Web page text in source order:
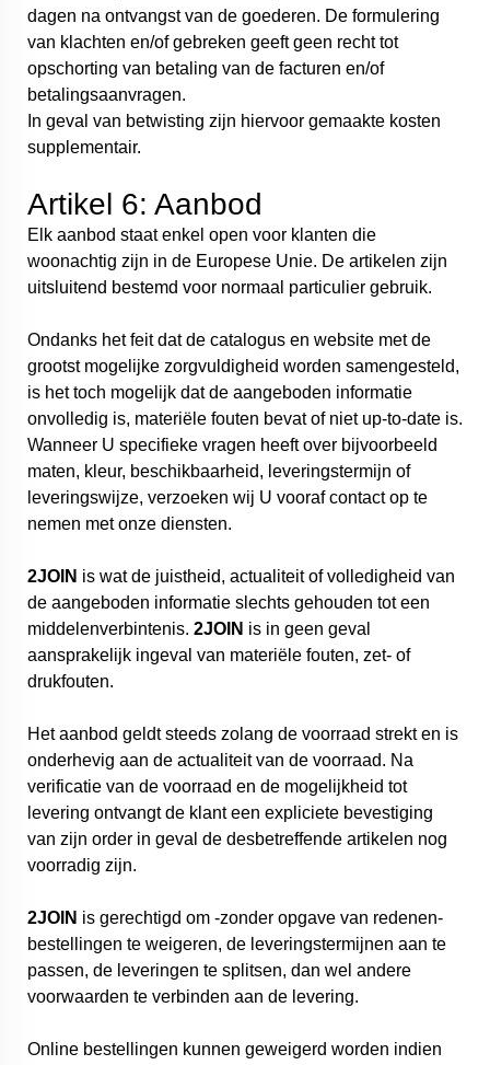
dagen na ontvangst van de goederen. De formulering
van klachten en/of gebreken geeft geen recht tot
opschorting van betaling van de facturen en/of
betalingsaanvragen.
In geval van betwisting zijn hiervoor gemaakte kosten
supplementair.
Artikel 6: Aanbod
Elk aanbod staat enkel open voor klanten die
woonachtig zijn in de Europese Unie. De artikelen zijn
uitsluitend bestemd voor normaal particulier gebruik.
Ondanks het feit dat de catalogus en website met de
grootst mogelijke zorgvuldigheid worden samengesteld,
is het toch mogelijk dat de aangeboden informatie
onvolledig is, materiële fouten bevat of niet up-to-date is.
Wanneer U specifieke vragen heeft over bijvoorbeeld
maten, kleur, beschikbaarheid, leveringstermijn of
leveringswijze, verzoeken wij U vooraf contact op te
nemen met onze diensten.
2JOIN is wat de juistheid, actualiteit of volledigheid van
de aangeboden informatie slechts gehouden tot een
middelenverbintenis. 2JOIN is in geen geval
aansprakelijk ingeval van materiële fouten, zet- of
drukfouten.
Het aanbod geldt steeds zolang de voorraad strekt en is
onderhevig aan de actualiteit van de voorraad. Na
verificatie van de voorraad en de mogelijkheid tot
levering ontvangt de klant een expliciete bevestiging
van zijn order in geval de desbetreffende artikelen nog
voorradig zijn.
2JOIN is gerechtigd om -zonder opgave van redenen-
bestellingen te weigeren, de leveringstermijnen aan te
passen, de leveringen te splitsen, dan wel andere
voorwaarden te verbinden aan de levering.
Online bestellingen kunnen geweigerd worden indien